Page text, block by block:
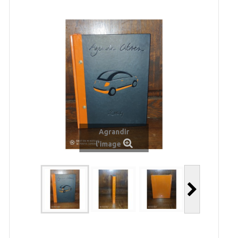
Agrandir
l'image